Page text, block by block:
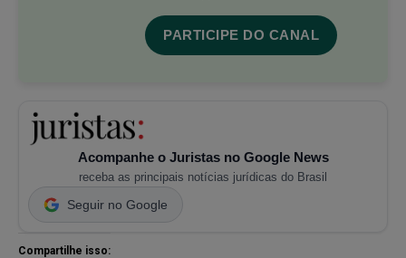
PARTICIPE DO CANAL
Acompanhe o Juristas no Google News
receba as principais notícias jurídicas do Brasil
Seguir no Google
Compartilhe isso: